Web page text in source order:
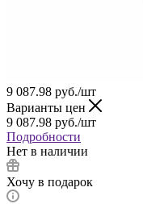
9 087.98 руб./шт
Варианты цен
9 087.98 руб./шт
Подробности
Нет в наличии
Хочу в подарок